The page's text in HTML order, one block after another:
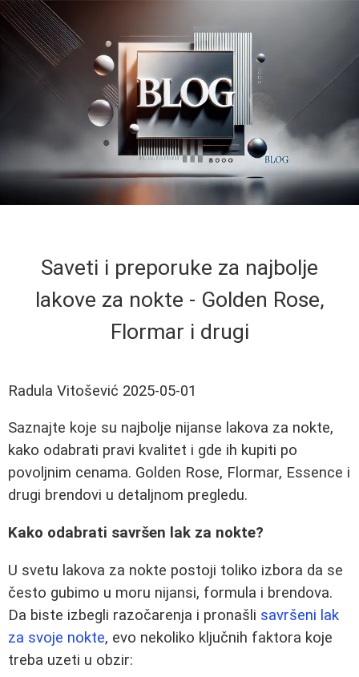
Saveti i preporuke za najbolje
lakove za nokte - Golden Rose,
Flormar i drugi
Radula Vitošević 2025-05-01
Saznajte koje su najbolje nijanse lakova za nokte,
kako odabrati pravi kvalitet i gde ih kupiti po
povoljnim cenama. Golden Rose, Flormar, Essence i
drugi brendovi u detaljnom pregledu.
Kako odabrati savršen lak za nokte?
U svetu lakova za nokte postoji toliko izbora da se
često gubimo u moru nijansi, formula i brendova.
Da biste izbegli razočarenja i pronašli savršeni lak
za svoje nokte, evo nekoliko ključnih faktora koje
treba uzeti u obzir: